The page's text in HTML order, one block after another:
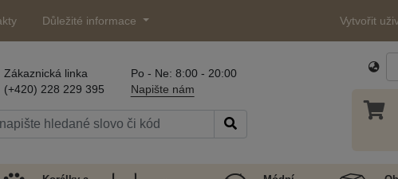
Důležité informace Vytvořit
Zákaznická linka
(+420) 228 229 395
Po - Ne: 8:00 - 20:00
Napište nám